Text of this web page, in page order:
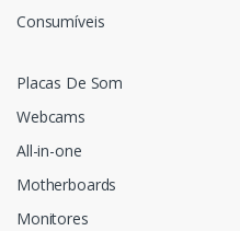
Consumíveis
Placas De Som
Webcams
All-in-one
Motherboards
Monitores